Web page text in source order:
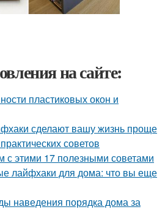
на сайте:
пластиковых окон и
сделают вашу жизнь проще
советов
с этими 17 полезными советами
лайфхаки для дома: что вы еще
наведения порядка дома за